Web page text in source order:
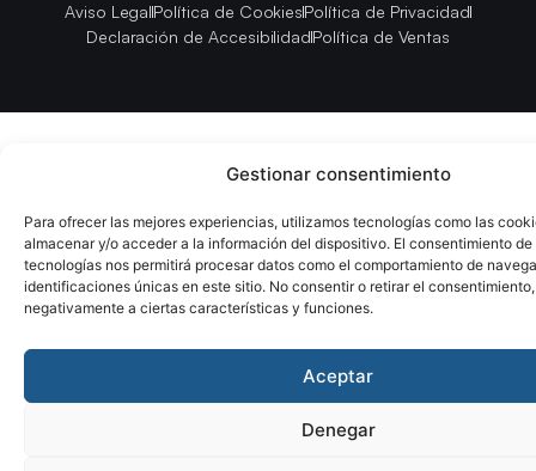
Gestionar consentimiento
Para ofrecer las mejores experiencias, utilizamos tecnologías como las
almacenar y/o acceder a la información del dispositivo. El consentimiento de
tecnologías nos permitirá procesar datos como el comportamiento de
identificaciones únicas en este sitio. No consentir o retirar el
negativamente a ciertas características y funciones.
Aceptar
Denegar
Aviso LegalPolítica de CookiesPolítica de Privacidad
Declaración de AccesibilidadPolítica de Ventas